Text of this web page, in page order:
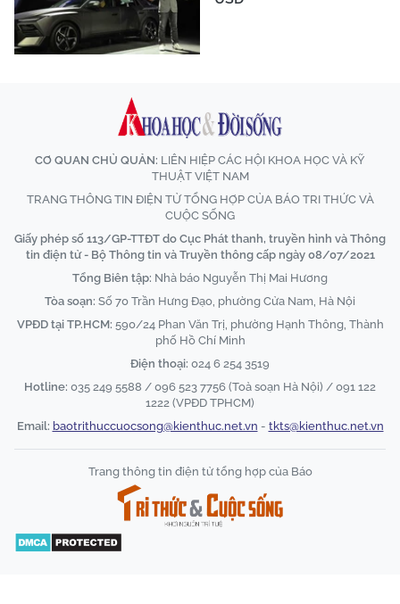
CƠ QUAN CHỦ QUẢN: LIÊN HIỆP CÁC HỘI KHOA HỌC VÀ KỸ
THUẬT VIỆT NAM
TRANG THÔNG TIN ĐIỆN TỬ TỔNG HỢP CỦA BÁO TRI THỨC VÀ
CUỘC SỐNG
Giấy phép số 113/GP-TTĐT do Cục Phát thanh, truyền hình và Thông
tin điện tử - Bộ Thông tin và Truyền thông cấp ngày 08/07/2021
Tổng Biên tập: Nhà báo Nguyễn Thị Mai Hương
Tòa soạn: Số 70 Trần Hưng Đạo, phường Cửa Nam, Hà Nội
VPĐD tại TP.HCM: 590/24 Phan Văn Trị, phường Hạnh Thông, Thành
phố Hồ Chí Minh
Điện thoại: 024 6 254 3519
Hotline: 035 249 5588 / 096 523 7756 (Toà soạn Hà Nội) / 091 122
1222 (VPĐD TPHCM)
Email: baotrithuccuocsong@kienthuc.net.vn - tkts@kienthuc.net.vn
Trang thông tin điện tử tổng hợp của Báo